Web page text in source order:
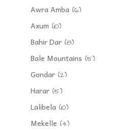
Awra Amba(6)
Axum (10)
Bahir Dar(8)
Bale Mountains (5)
Gondar(2)
Harar(5)
Lalibela(10)
Mekelle (4)